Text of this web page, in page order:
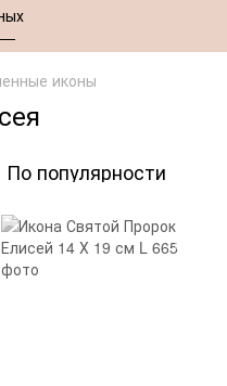
иконы
По популярности